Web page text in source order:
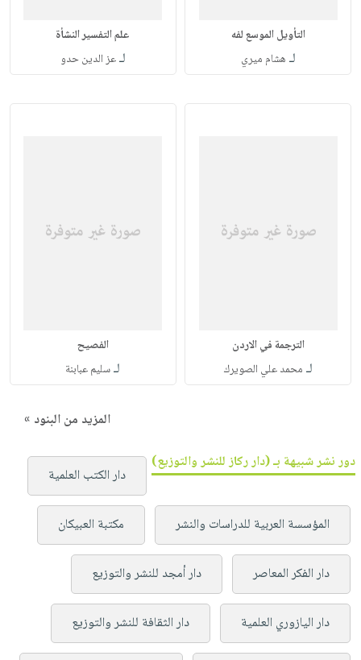
التأويل الموسع لفه
لـ هشام ميري
علم التفسير النشأة
لـعز الدين حدو
الترجمة في الاردن
لـ محمد علي الصويرك
الفصيح
لـسليم عبابنة
المزيد من البنود »
دور نشر شبيهة بـ (دار ركاز للنشر والتوزيع)
دار الكتب العلمية
المؤسسة العربية للدراسات والنشر مكتبة العبيكان
دار الفكر المعاصر دار أمجد للنشر والتوزيع
دار اليازوري العلمية دار الثقافة للنشر والتوزيع